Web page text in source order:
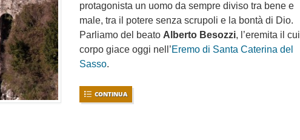
protagonista un uomo da sempre diviso tra bene e
male, tra il potere senza scrupoli e la bontà di Dio.
Parliamo del beato Alberto Besozzi, l’eremita il cui
corpo giace oggi nell’Eremo di Santa Caterina del
Sasso.
CONTINUA